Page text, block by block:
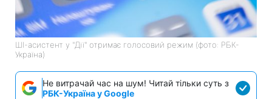
ШІ-асистент у "Дії" отримає голосовий режим (фото: РБК-
Україна)
Не витрачай час на шум! Читай тільки суть з
РБК-Україна у Google